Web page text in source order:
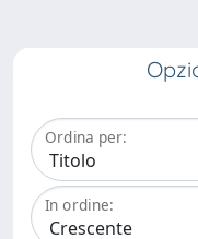
Ordina per:
In ordine: